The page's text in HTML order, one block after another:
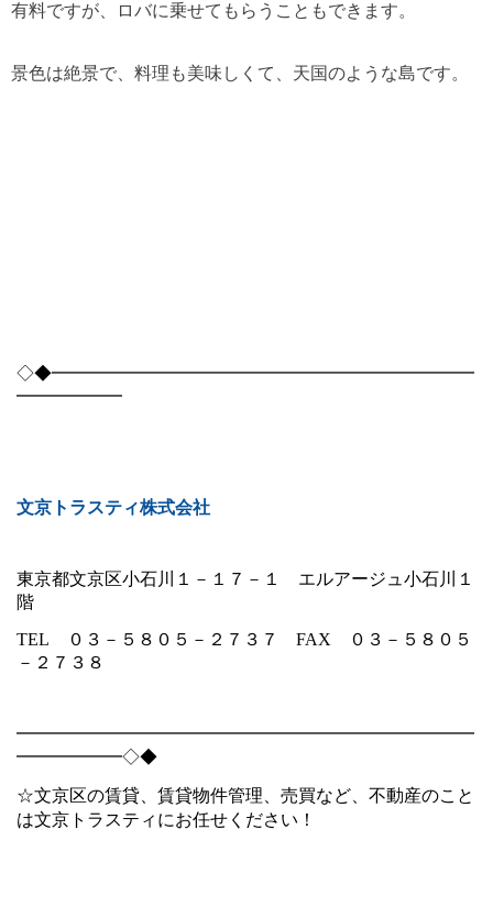
有料ですが、ロバに乗せてもらうこともできます。
景色は絶景で、料理も美味しくて、天国のような島です。
◇◆━━━━━━━━━━━━━━━━━━━━━━━━
━━━━━━
文京トラスティ株式会社
東京都文京区小石川１－１７－１ エルアージュ小石川１
階
TEL ０３－５８０５－２７３７ FAX ０３－５８０５
－２７３８
━━━━━━━━━━━━━━━━━━━━━━━━━━
━━━━━━◇◆
☆文京区の賃貸、賃貸物件管理、売買など、不動産のこと
は文京トラスティにお任せください！